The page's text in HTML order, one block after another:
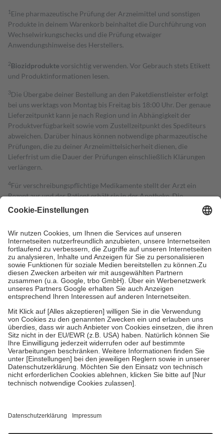
1 Eine pharmazeutische Prüfung der Arzneimittel und sonstigen
Produkte in deinem Warenkorb beinhaltet die Durchführung von
Wechselwirkungschecks und die Prüfung etwaiger
Anwendungshinweise des Herstellers.
2Biozidproduktevorsichtig verwenden. Vor Gebrauch stets Etikett
und Produktinformationen lesen.
3Die Übergabe deiner Bestellung an den Paketdienstleister erfolgt
bei uns werktags von Montag bis Freitag bis 18:00 Uhr. Der genaue
Lieferzeitpunkt kann je nach Region und in Abhängigkeit der
Produktverfügbarkeit sowie vom Zustellzeitpunkt des Spediteurs
abweichen. Darüber hinaus können notwendige pharmazeutische
Prüfungen, die zu deiner Arzneimittelsicherheit dienen, die
Lieferfrist um die Dauer der Prüfungen einschließlich Klärungen
verlängern.
4Für verschreibungspflichtige Medikamente stellt der Arzt ein
Rezept aus und der Patient erhält sie in der Apotheke. Die
gesetzliche Krankenversicherung übernimmt in der Regel die
Kosten dafür, der Versicherte trägt einen Teil davon als Zuzahlung
Grundsätzlich leisten Mitglieder Zuzahlungen in Höhe von zehn
Prozent des Abgabepreises,mindestens jedochfünf Euround
höchstens zehn Euro.Es sind jedoch nie mehr als die tatsächlichen
Kosten der Leistung zu entrichten.
Diese Regeln gelten grundsätzlich auch für Online-Apotheken.
Bei Heilmitteln und häuslicher Krankenpflege beträgt die
Zuzahlung zehn Prozent der Kosten sowie zehn Euro je
Verordnung.
Um das Engagement der Versicherten für ihre eigene Gesundheit zu
stärken und die besondere Stellung der Familie zu unterstützen,
fallenkeine Zuzahlungenan bei:
• Kindern und Jugendlichen bis zum vollendeten 18. Lebensjahr
mit Ausnahme der Fahrkosten
• Untersuchungen zur Vorsorge und Früherkennung, die von der
GKV getragen werden
Einholung von Bewertungen. Trusted Shops hat Maßnahmen